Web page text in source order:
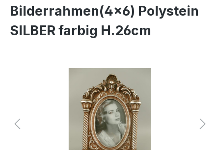
Bilderrahmen(4x6) Polystein
SILBER farbig H.26cm